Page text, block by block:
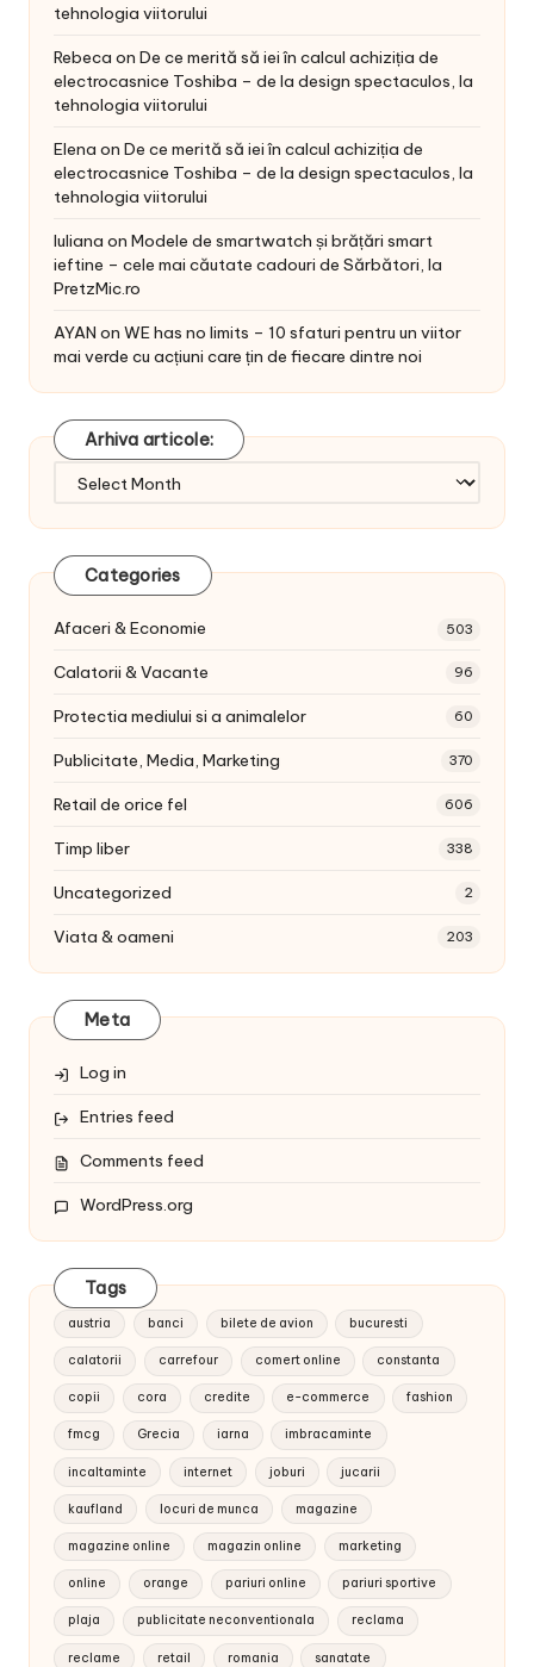
tehnologia viitorului
Rebeca on De ce merită să iei în calcul achiziția de
electrocasnice Toshiba – de la design spectaculos, la
tehnologia viitorului
Elena on De ce merită să iei în calcul achiziția de
electrocasnice Toshiba – de la design spectaculos, la
tehnologia viitorului
Iuliana on Modele de smartwatch și brățări smart
ieftine – cele mai căutate cadouri de Sărbători, la
PretzMic.ro
AYAN on WE has no limits – 10 sfaturi pentru un viitor
mai verde cu acțiuni care țin de fiecare dintre noi
Arhiva articole:
Arhiva
Categories
Afaceri & Economie 503
Calatorii & Vacante 96
Protectia mediului si a animalelor 60
Publicitate, Media, Marketing 370
Retail de orice fel 606
Timp liber 338
Uncategorized 2
Viata & oameni 203
Meta
Log in
Entries feed
Comments feed
WordPress.org
Tags
austria banci bilete de avion bucuresti
calatorii carrefour comert online constanta
copii cora credite e-commerce fashion
fmcg Grecia iarna imbracaminte
incaltaminte internet joburi jucarii
kaufland locuri de munca magazine
magazine online magazin online marketing
online orange pariuri online pariuri sportive
plaja publicitate neconventionala reclama
reclame retail romania sanatate